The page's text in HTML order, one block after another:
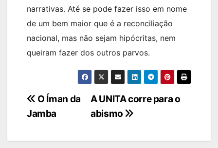
narrativas. Até se pode fazer isso em nome
de um bem maior que é a reconciliação
nacional, mas não sejam hipócritas, nem
queiram fazer dos outros parvos.
Navegação
de
artigos
A UNITA corre para o
abismo
O Íman da
Jamba